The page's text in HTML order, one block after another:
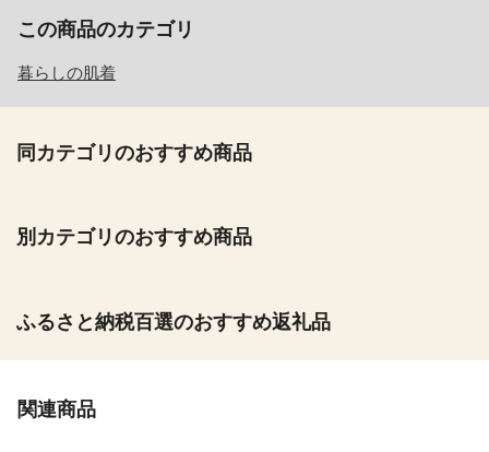
この商品のカテゴリ
暮らしの肌着
同カテゴリのおすすめ商品
別カテゴリのおすすめ商品
ふるさと納税百選のおすすめ返礼品
関連商品